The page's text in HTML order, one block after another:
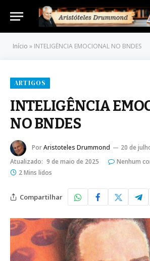
Início » INTELIGÊNCIA EMOCIONAL NO BNDES
ARTIGOS
INTELIGÊNCIA
NO BNDES
PorAristoteles Drummond
20 de
Atualizado: 9 de maio de 2025
Nenhum
2 Mins lidos
Compartilhar